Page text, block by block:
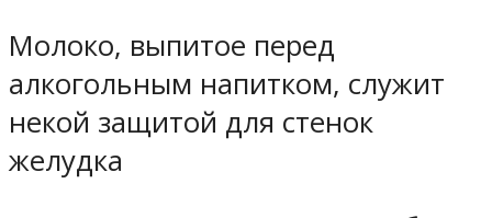
Молоко, выпитое перед
алкогольным напитком, служит
некой защитой для стенок
желудка